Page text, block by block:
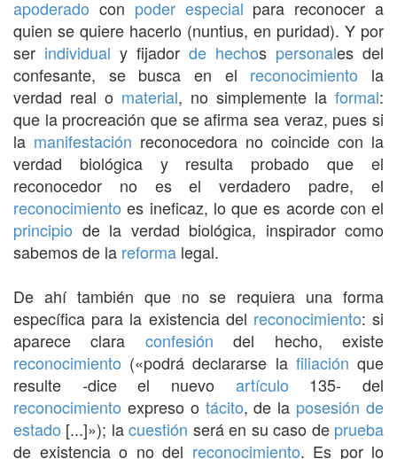
apoderado con poder especial para reconocer a
quien se quiere hacerlo (nuntius, en puridad). Y por
ser individual y fijador de hechos personales del
confesante, se busca en el reconocimiento la
verdad real o material, no simplemente la formal:
que la procreación que se afirma sea veraz, pues si
la manifestación reconocedora no coincide con la
verdad biológica y resulta probado que el
reconocedor no es el verdadero padre, el
reconocimiento es ineficaz, lo que es acorde con el
principio de la verdad biológica, inspirador como
sabemos de la reforma legal.
De ahí también que no se requiera una forma
específica para la existencia del reconocimiento: si
aparece clara confesión del hecho, existe
reconocimiento («podrá declararse la filiación que
resulte -dice el nuevo artículo 135- del
reconocimiento expreso o tácito, de la posesión de
estado [...]»); lacuestión será en su caso de prueba
de existencia o no del reconocimiento. Es por lo